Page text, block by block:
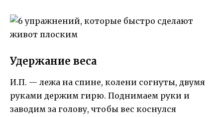
Удержание веса
И.П. — лежа на спине, колени согнуты, двумя
руками держим гирю. Поднимаем руки и
заводим за голову, чтобы вес коснулся